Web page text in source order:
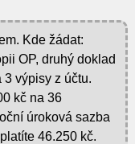
Kde žádat:
OP, druhý doklad
výpisy z účtu.
kč na 36
úroková sazba
46.250 kč.